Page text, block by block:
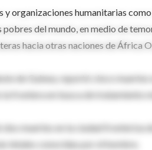
y organizaciones humanitarias
pobres del mundo, en medio de
hacia otras naciones de África
de Guinea, reportó cinco
frontera en busca de tratamiento
dos muertes en la ciudad fronteriza
letales conocidas por el hombre.